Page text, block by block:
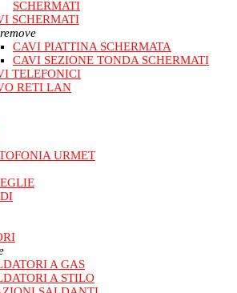
SCHERMATI
SCHERMATI
remove
CAVI PIATTINA SCHERMATA
CAVI SEZIONE TONDA SCHERMATI
TELEFONICI
RETI LAN
URMET
A GAS
A STILO